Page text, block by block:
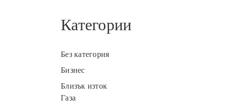
Категории
Без категория
Бизнес
Близък изток
Газа